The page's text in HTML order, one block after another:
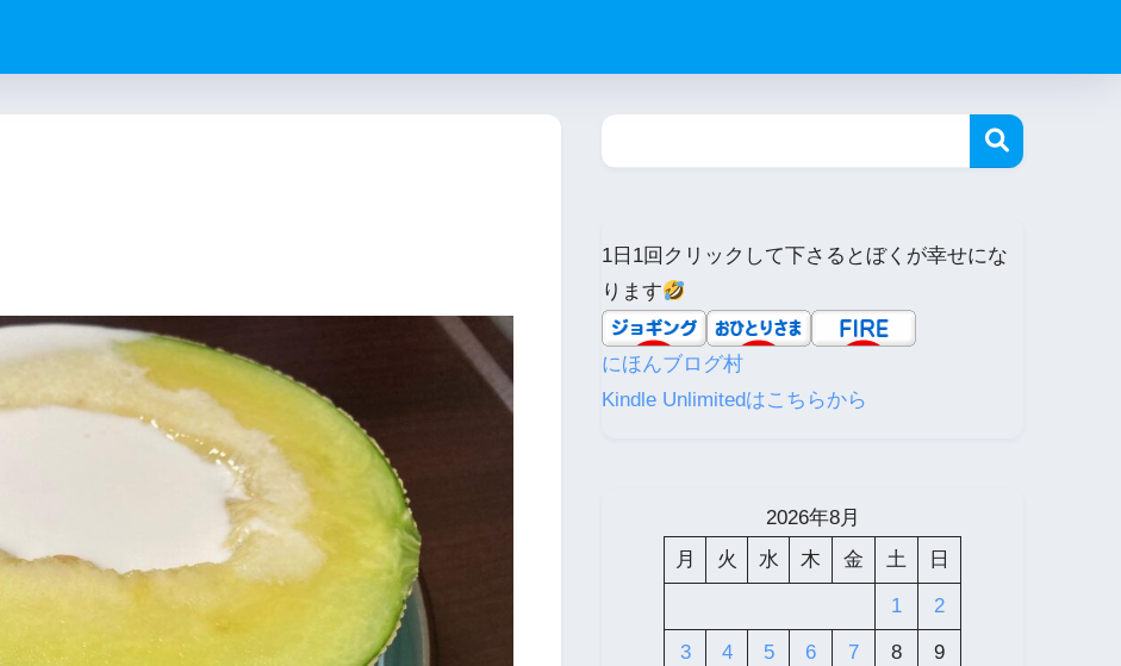
1日1回クリックして下さるとぼくが幸せにな
ります
にほんブログ村
Kindle Unlimitedはこちらから
2026年8月
月
火 水 木 金 土 日
1 2
3 4 5 6 7 8 9